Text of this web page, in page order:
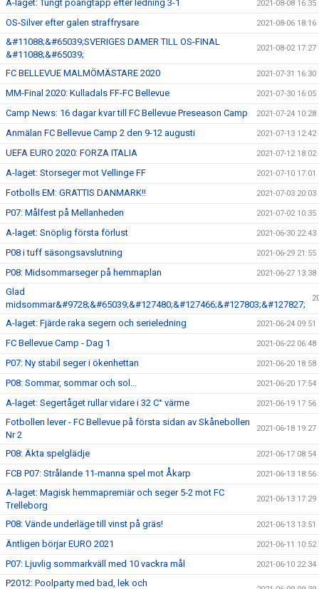
A-laget: Tungt poängtapp efter ledning 3-1 2021-08-08 16:35
OS-Silver efter galen straffrysare 2021-08-06 18:16
&#11088;&#65039;SVERIGES DAMER TILL OS-FINAL
&#11088;&#65039;
2021-08-02 17:27
FC BELLEVUE MALMÖMÄSTARE 2020 2021-07-31 16:30
MM-Final 2020: Kulladals FF-FC Bellevue 2021-07-30 16:05
Camp News: 16 dagar kvar till FC Bellevue Preseason Camp 2021-07-24 10:28
Anmälan FC Bellevue Camp 2 den 9-12 augusti 2021-07-13 12:42
UEFA EURO 2020: FORZA ITALIA 2021-07-12 18:02
A-laget: Storseger mot Vellinge FF 2021-07-10 17:01
Fotbolls EM: GRATTIS DANMARK!! 2021-07-03 20:03
P07: Målfest på Mellanheden 2021-07-02 10:35
A-laget: Snöplig första förlust 2021-06-30 22:43
P08 i tuff säsongsavslutning 2021-06-29 21:55
P08: Midsommarseger på hemmaplan 2021-06-27 13:38
Glad
midsommar&#9728;&#65039;&#127480;&#127466;&#127803;&#127827;
A-laget: Fjärde raka segern och serieledning 2021-06-24 09:51
FC Bellevue Camp - Dag 1 2021-06-22 06:48
P07: Ny stabil seger i ökenhettan 2021-06-20 18:58
P08: Sommar, sommar och sol... 2021-06-20 17:54
A-laget: Segertåget rullar vidare i 32 C° värme 2021-06-19 17:56
Fotbollen lever - FC Bellevue på första sidan av Skånebollen
Nr 2
2021-06-18 19:27
P08: Äkta spelglädje 2021-06-17 08:54
FCB P07: Strålande 11-manna spel mot Åkarp 2021-06-13 18:56
A-laget: Magisk hemmapremiär och seger 5-2 mot FC
Trelleborg
2021-06-13 17:29
P08: Vände underläge till vinst på gräs! 2021-06-13 13:51
Äntligen börjar EURO 2021 2021-06-11 10:52
P07: Ljuvlig sommarkväll med 10 vackra mål 2021-06-10 22:34
P2012: Poolparty med bad, lek och